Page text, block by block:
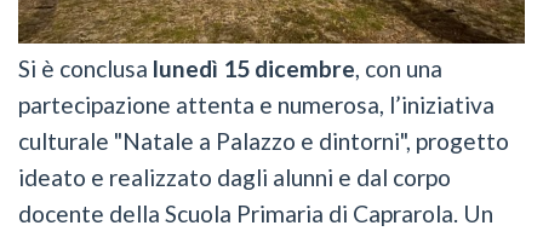
Si è conclusa lunedì 15 dicembre, con una
partecipazione attenta e numerosa, l’iniziativa
culturale "Natale a Palazzo e dintorni", progetto
ideato e realizzato dagli alunni e dal corpo
docente della Scuola Primaria di Caprarola. Un